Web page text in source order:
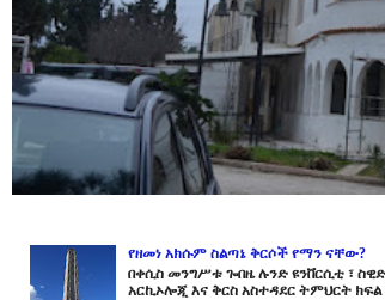
የዘመነ አክሱም ስልጣኔ ቅርሶች የማን ናቸው?
በቀሲስ መንግሥቱ ጐበዜ ሉንድ ዩንቨርሲቲ ፣
አርኪኦሎጂ እና ቅርስ አስተዳደር ትምህርት